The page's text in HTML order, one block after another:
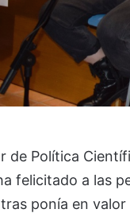
de Política
felicitado a las
ponía en